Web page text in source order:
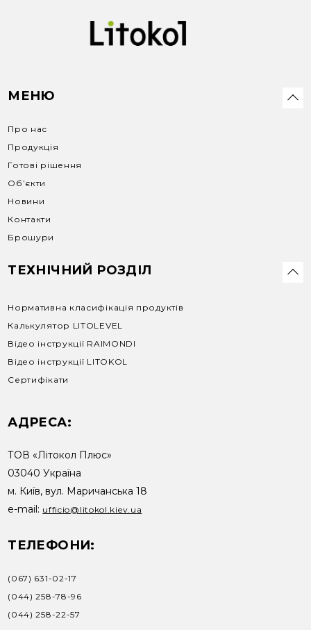
МЕНЮ
Про нас
Продукція
Готові рішення
Об’єкти
Новини
Контакти
Брошури
ТЕХНІЧНИЙ РОЗДІЛ
Нормативна класифікація продуктів
Калькулятор LITOLEVEL
Відео інструкції RAIMONDI
Відео інструкції LITOKOL
Сертифікати
АДРЕСА:
ТОВ «Літокол Плюс»
03040 Україна
м. Київ, вул. Маричанська 18
e-mail: ufficio@litokol.kiev.ua
ТЕЛЕФОНИ:
(067) 631-02-17
(044) 258-78-96
(044) 258-22-57